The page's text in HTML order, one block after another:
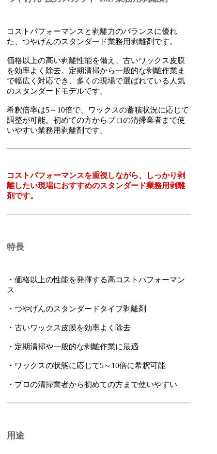
コストパフォーマンスと剥離力のバランスに優れ
た、つやげんのスタンダード業務用剥離剤です。
価格以上の高い剥離性能を備え、古いワックス皮膜
を効率よく除去。定期清掃から一般的な剥離作業ま
で幅広く対応でき、多くの現場で選ばれている人気
のスタンダードモデルです。
希釈倍率は5～10倍で、ワックスの蓄積状況に応じて
調整が可能。初めての方からプロの清掃業者まで使
いやすい業務用剥離剤です。
コストパフォーマンスを重視しながら、しっかり剥
離したい現場におすすめのスタンダード業務用剥離
剤です。
特長
・価格以上の性能を発揮する高コストパフォーマン
ス
・つやげんのスタンダードタイプ剥離剤
・古いワックス皮膜を効率よく除去
・定期清掃や一般的な剥離作業に最適
・ワックスの状態に応じて5～10倍に希釈可能
・プロの清掃業者から初めての方まで使いやすい
用途